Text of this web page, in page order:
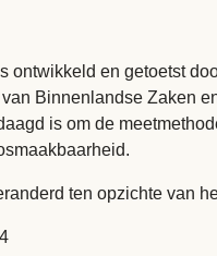
ontwikkeld en getoetst
Binnenlandse Zaken
is om de
ten opzichte van